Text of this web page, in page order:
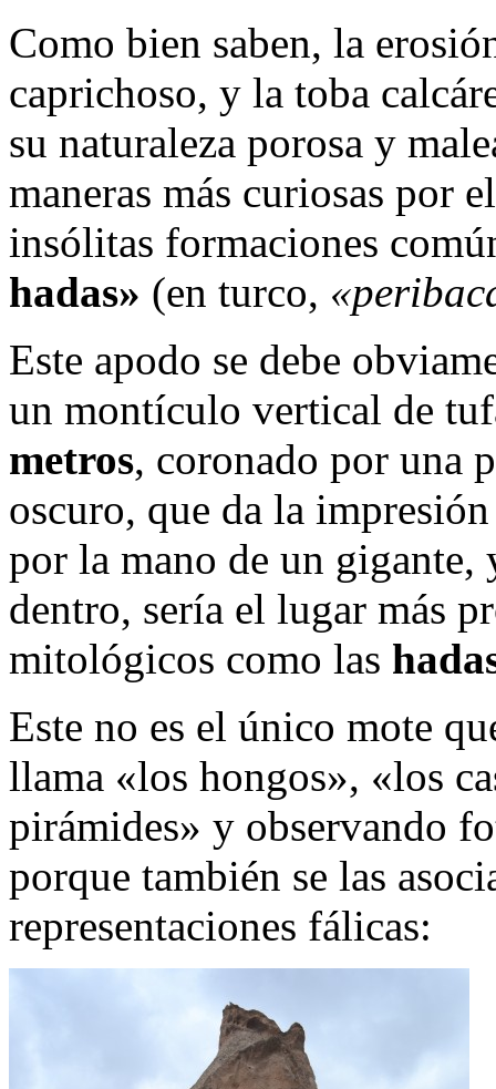
Como bien saben, la
caprichoso, y la toba
su naturaleza porosa y
maneras más curiosas por
insólitas formaciones
hadas» (en turco,
Este apodo se debe
un montículo vertical de
metros, coronado por una
oscuro, que da la
por la mano de un gigante,
dentro, sería el lugar más
mitológicos como las
Este no es el único mote
llama «los hongos», «los
pirámides» y observando
porque también se las
representaciones fálicas: